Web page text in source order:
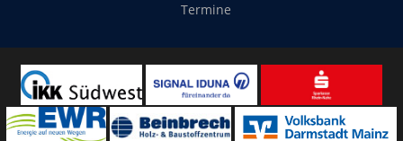
Termine
© 2014-2022 Classymade GmbH. Alle Rechte vorbehalten.